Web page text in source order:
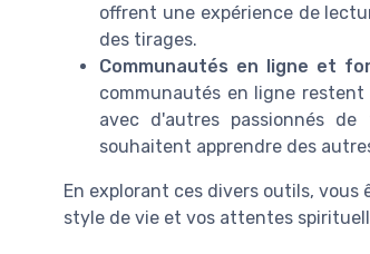
offrent une expérience de
des tirages.
Communautés en ligne et
communautés en ligne
avec d'autres passionnés
souhaitent apprendre des
En explorant ces divers outils, vous
style de vie et vos attentes